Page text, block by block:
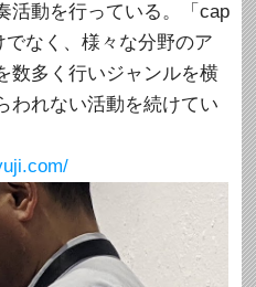
活動を行っている。「cap
なく、様々な分野のア
数多く行いジャンルを横
われない活動を続けてい